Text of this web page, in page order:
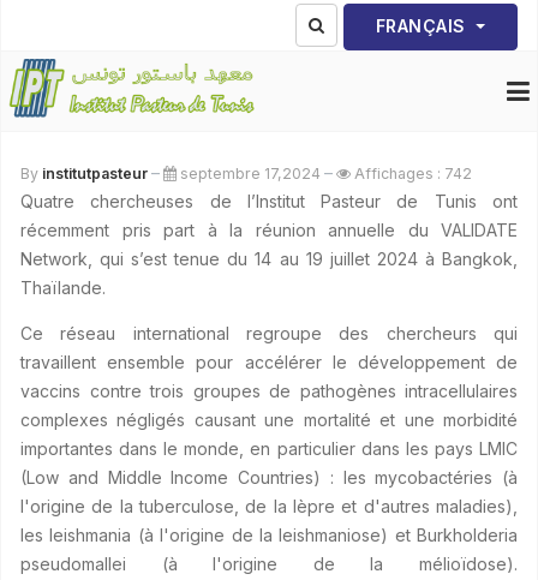
Sélectionnez votre
FRANÇAIS
By institutpasteur septembre 17,2024 Affichages : 742
Quatre chercheuses de l’Institut Pasteur de Tunis ont
récemment pris part à la réunion annuelle du VALIDATE
Network, qui s’est tenue du 14 au 19 juillet 2024 à Bangkok,
Thaïlande.
Ce réseau international regroupe des chercheurs qui
travaillent ensemble pour accélérer le développement de
vaccins contre trois groupes de pathogènes intracellulaires
complexes négligés causant une mortalité et une morbidité
importantes dans le monde, en particulier dans les pays LMIC
(Low and Middle Income Countries) : les mycobactéries (à
l'origine de la tuberculose, de la lèpre et d'autres maladies),
les leishmania (à l'origine de la leishmaniose) et Burkholderia
pseudomallei (à l'origine de la mélioïdose).